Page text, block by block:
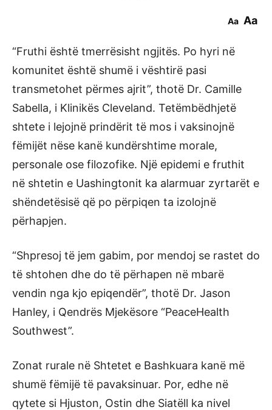
Aa Aa
“Fruthi është tmerrësisht ngjitës. Po hyri në
komunitet është shumë i vështirë pasi
transmetohet përmes ajrit”, thotë Dr. Camille
Sabella, i Klinikës Cleveland. Tetëmbëdhjetë
shtete i lejojnë prindërit të mos i vaksinojnë
fëmijët nëse kanë kundërshtime morale,
personale ose filozofike. Një epidemi e fruthit
në shtetin e Uashingtonit ka alarmuar zyrtarët e
shëndetësisë që po përpiqen ta izolojnë
përhapjen.
“Shpresoj të jem gabim, por mendoj se rastet do
të shtohen dhe do të përhapen në mbarë
vendin nga kjo epiqendër”, thotë Dr. Jason
Hanley, i Qendrës Mjekësore “PeaceHealth
Southwest”.
Zonat rurale në Shtetet e Bashkuara kanë më
shumë fëmijë të pavaksinuar. Por, edhe në
qytete si Hjuston, Ostin dhe Siatëll ka nivel